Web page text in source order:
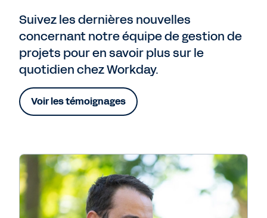
Suivez les dernières nouvelles
concernant notre équipe de gestion de
projets pour en savoir plus sur le
quotidien chez Workday.
Voir les témoignages